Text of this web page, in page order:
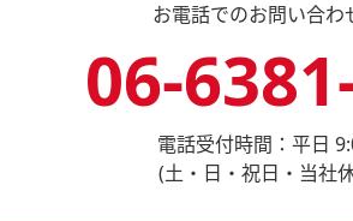
お電話でのお問い合わ
06-
電話受付時間：平日
(土・日・祝日・当社